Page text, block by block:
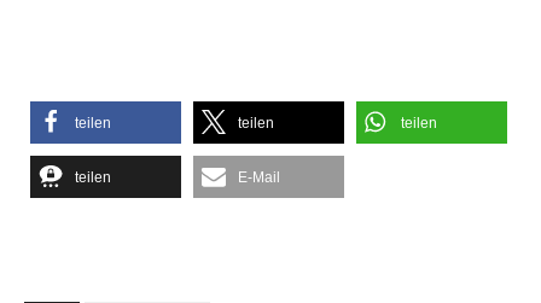
teilen teilen teilen
teilen E-Mail